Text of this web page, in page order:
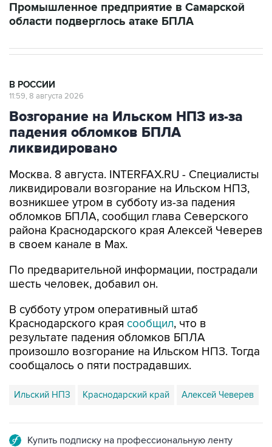
Промышленное предприятие в Самарской
области подверглось атаке БПЛА
В РОССИИ
11:59, 8 августа 2026
Возгорание на Ильском НПЗ из-за
падения обломков БПЛА
ликвидировано
Москва. 8 августа. INTERFAX.RU - Специалисты
ликвидировали возгорание на Ильском НПЗ,
возникшее утром в субботу из-за падения
обломков БПЛА, сообщил глава Северского
района Краснодарского края Алексей Чеверев
в своем канале в Max.
По предварительной информации, пострадали
шесть человек, добавил он.
В субботу утром оперативный штаб
Краснодарского края сообщил, что в
результате падения обломков БПЛА
произошло возгорание на Ильском НПЗ. Тогда
сообщалось о пяти пострадавших.
Ильский НПЗ Краснодарский край Алексей Чеверев
Купить подписку на профессиональную ленту